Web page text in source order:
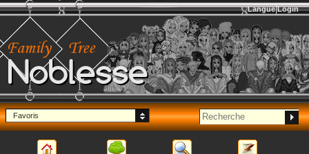
Noblesse
Langue Login
Favoris